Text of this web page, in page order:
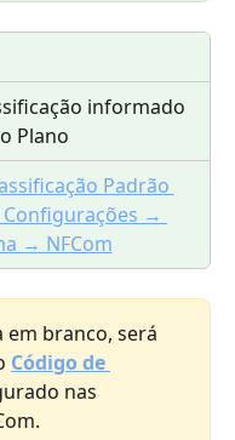
informado
Plano
Padrão
→
→ NFCom
branco, será
Código de
nas